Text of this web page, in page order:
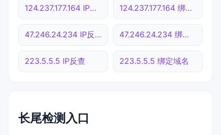
124.237.177.164 IP反查 124.237.177.164 绑定域名
47.246.24.234 IP反查 47.246.24.234 绑定域名
223.5.5.5 IP反查 223.5.5.5 绑定域名
长尾检测入口